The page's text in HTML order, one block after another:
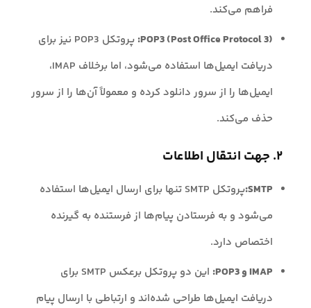
فراهم می‌کند.
POP3 (Post Office Protocol 3):
پروتکل POP3 نیز برای
دریافت ایمیل‌ها استفاده می‌شود، اما برخلاف IMAP،
ایمیل‌ها را از سرور دانلود کرده و معمولاً آن‌ها را از سرور
حذف می‌کند.
۲. جهت انتقال اطلاعات
SMTP:
پروتکل SMTP تنها برای ارسال ایمیل‌ها استفاده
می‌شود و به فرستادن پیام‌ها از فرستنده به گیرنده
اختصاص دارد.
IMAP و POP3:
این دو پروتکل برعکس SMTP برای
دریافت ایمیل‌ها طراحی شده‌اند و ارتباطی با ارسال پیام